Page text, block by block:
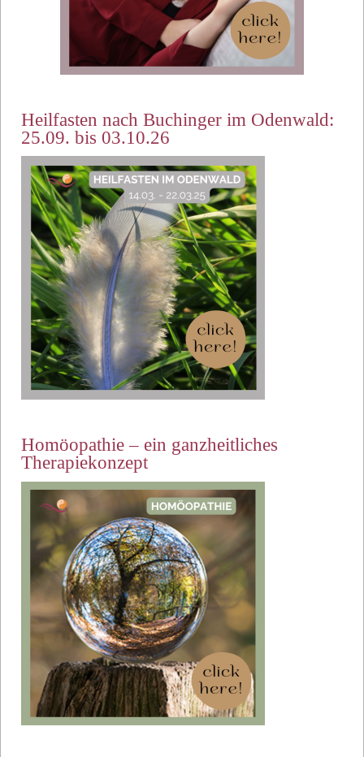
Heilfasten nach Buchinger im Odenwald:
25.09. bis 03.10.26
Homöopathie – ein ganzheitliches
Therapiekonzept